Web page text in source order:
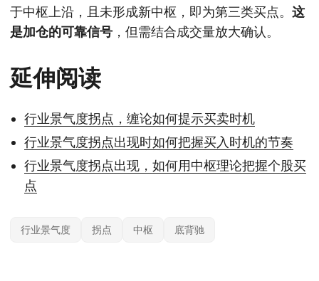
于中枢上沿，且未形成新中枢，即为第三类买点。 这
是加仓的可靠信号 ，但需结合成交量放大确认。
延伸阅读
行业景气度拐点，缠论如何提示买卖时机
行业景气度拐点出现时如何把握买入时机的节奏
行业景气度拐点出现，如何用中枢理论把握个股买
点
行业景气度 拐点 中枢 底背驰